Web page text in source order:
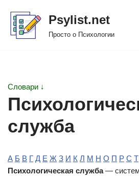
Перейти
Psylist.net
Просто о Психологии
Словари ↓
служба
А Б В Г Д Е Ж З И К Л М Н О П Р С Т
Психологическая служба—